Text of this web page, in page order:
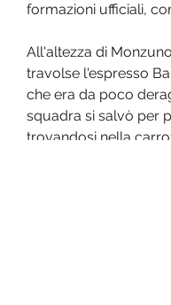
formazioni ufficiali,
All'altezza di
travolse l'espresso
che era da poco
squadra si salvò per
trovandosi nella